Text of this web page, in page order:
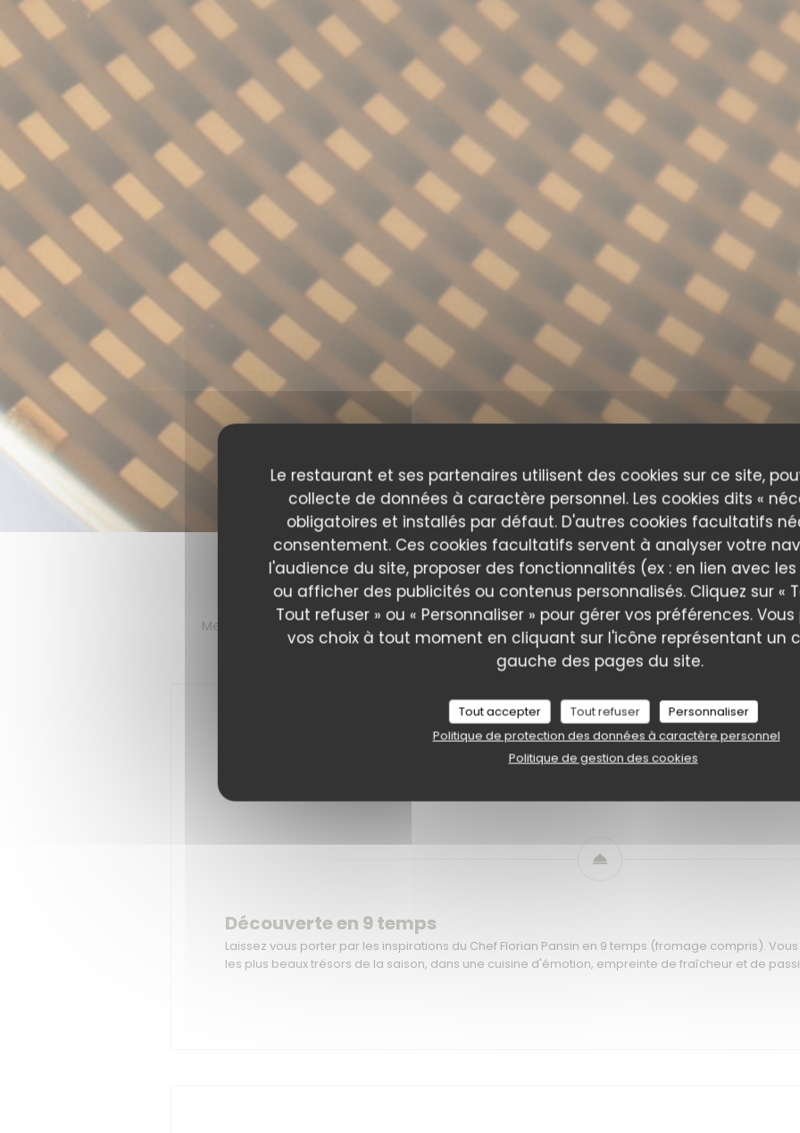
Le restaurant et ses partenaires utilisent des cookies sur ce site,
collecte de données à caractère personnel. Les cookies dits «
obligatoires et installés par défaut. D'autres cookies facultatifs
consentement. Ces cookies facultatifs servent à analyser votre
l'audience du site, proposer des fonctionnalités (ex : en lien avec
ou afficher des publicités ou contenus personnalisés. Cliquez sur «
Tout refuser » ou « Personnaliser » pour gérer vos préférences.
vos choix à tout moment en cliquant sur l'icône représentant un
gauche des pages du site.
Tout accepter Tout refuser
Personnaliser
Politique de protection des données à caractère personnel
Politique de gestion des cookies
Menu "Saisons" Menu "Château du Vivier" Menu "Château de la Roseraie" Menu "Eclosion"
Menu "Saisons"
Découverte en 9 temps
Laissez vous porter par les inspirations du Chef Florian Pansin en 9 temps (fromage compris).
les plus beaux trésors de la saison, dans une cuisine d'émotion, empreinte de fraîcheur et de